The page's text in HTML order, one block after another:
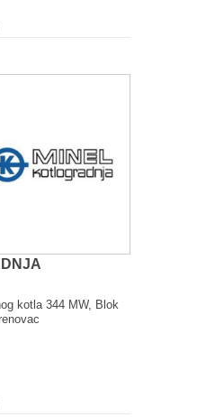
kotla 344 MW, Blok